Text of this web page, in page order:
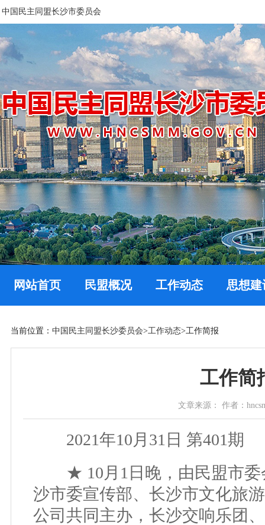
中国民主同盟长沙市委员会
网站首页 民盟概况 工作动态 思想建
当前位置： 中国民主同盟长沙委员会>工作动态>工作简报
工作简
文章来源： 作者：
2021年10月31日 第401期
★ 10月1日晚，由民盟市委
沙市委宣传部、长沙市文化旅
公司共同主办，长沙交响乐团